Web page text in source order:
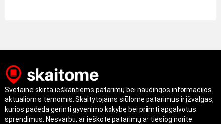
Svetainė skirta ieškantiems patarimų bei naudingos informacijos
aktualiomis temomis. Skaitytojams siūlome patarimus ir įžvalgas,
kurios padeda gerinti gyvenimo kokybę bei priimti apgalvotus
sprendimus. Nesvarbu, ar ieškote patarimų ar tiesiog norite